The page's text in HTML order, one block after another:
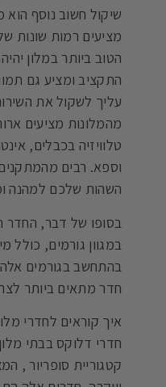
שיקול חשוב נוסף הוא
מציעים רמות שונות
הטוב ביותר במלון
התקציב ומציע גם
עליך לשקול את
מהמלונות מציעים
טלוויזיה בכבלים,
וספא. רבים
השהות שלכם למהנה
בסופו של דבר, החדר
במגוון גורמים, כולל
בהתחשב בגורמים
חדר מתאים ביותר
איך קוראים לחדרי
חדרי דלוקס בבתי
קטגוריית סופריור ,